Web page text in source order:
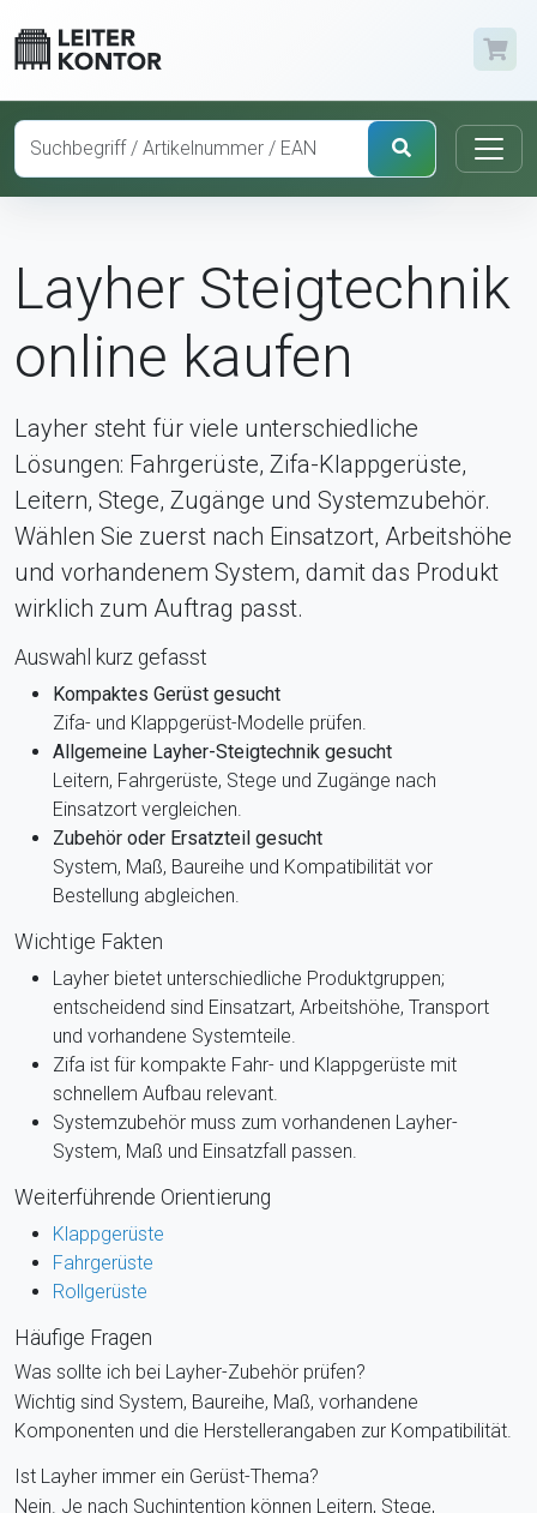
Layher Steigtechnik
online kaufen
Layher steht für viele unterschiedliche
Lösungen: Fahrgerüste, Zifa-Klappgerüste,
Leitern, Stege, Zugänge und Systemzubehör.
Wählen Sie zuerst nach Einsatzort, Arbeitshöhe
und vorhandenem System, damit das Produkt
wirklich zum Auftrag passt.
Auswahl kurz gefasst
Kompaktes Gerüst gesucht
Zifa- und Klappgerüst-Modelle prüfen.
Allgemeine Layher-Steigtechnik gesucht
Leitern, Fahrgerüste, Stege und Zugänge nach
Einsatzort vergleichen.
Zubehör oder Ersatzteil gesucht
System, Maß, Baureihe und Kompatibilität vor
Bestellung abgleichen.
Wichtige Fakten
Layher bietet unterschiedliche Produktgruppen;
entscheidend sind Einsatzart, Arbeitshöhe, Transport
und vorhandene Systemteile.
Zifa ist für kompakte Fahr- und Klappgerüste mit
schnellem Aufbau relevant.
Systemzubehör muss zum vorhandenen Layher-
System, Maß und Einsatzfall passen.
Weiterführende Orientierung
Klappgerüste
Fahrgerüste
Rollgerüste
Häufige Fragen
Was sollte ich bei Layher-Zubehör prüfen?
Wichtig sind System, Baureihe, Maß, vorhandene
Komponenten und die Herstellerangaben zur Kompatibilität.
Ist Layher immer ein Gerüst-Thema?
Nein. Je nach Suchintention können Leitern, Stege,